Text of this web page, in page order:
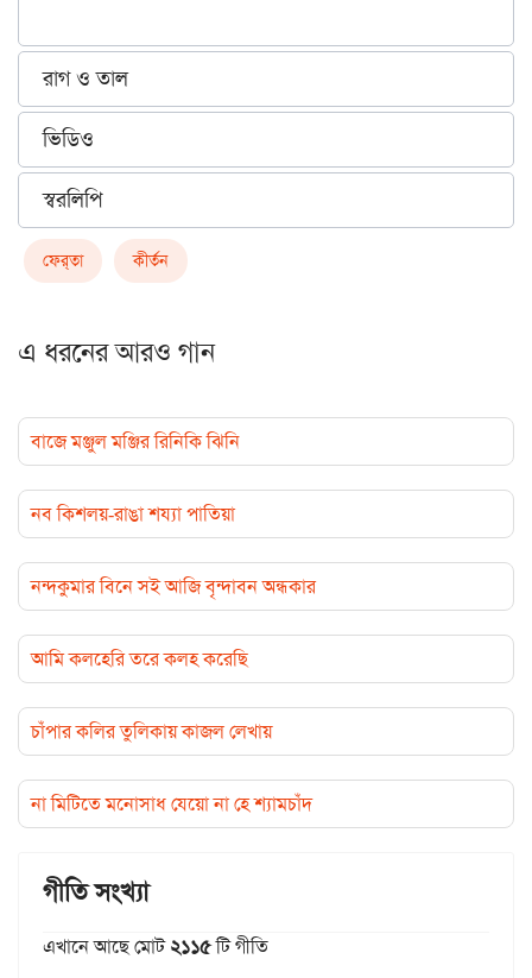
রাগ ও তাল
ভিডিও
স্বরলিপি
ফের্‌তা কীর্তন
এ ধরনের আরও গান
বাজে মঞ্জুল মঞ্জির রিনিকি ঝিনি
নব কিশলয়-রাঙা শয্যা পাতিয়া
নন্দকুমার বিনে সই আজি বৃন্দাবন অন্ধকার
আমি কলহেরি তরে কলহ করেছি
চাঁপার কলির তুলিকায় কাজল লেখায়
না মিটিতে মনোসাধ যেয়ো না হে শ্যামচাঁদ
গীতি সংখ্যা
এখানে আছে মোট২১১৫টি গীতি